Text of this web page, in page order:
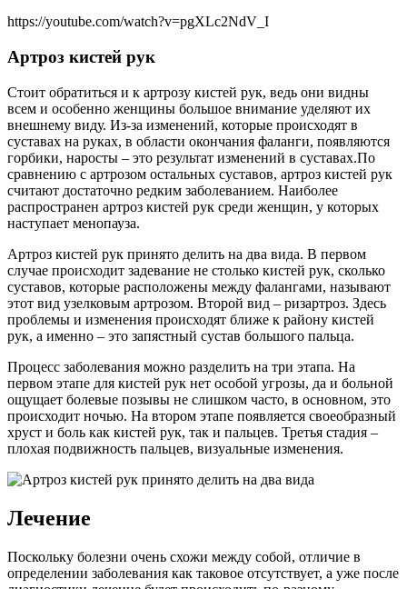
https://youtube.com/watch?v=pgXLc2NdV_I
Артроз кистей рук
Стоит обратиться и к артрозу кистей рук, ведь они видны
всем и особенно женщины большое внимание уделяют их
внешнему виду. Из-за изменений, которые происходят в
суставах на руках, в области окончания фаланги, появляются
горбики, наросты – это результат изменений в суставах.По
сравнению с артрозом остальных суставов, артроз кистей рук
считают достаточно редким заболеванием. Наиболее
распространен артроз кистей рук среди женщин, у которых
наступает менопауза.
Артроз кистей рук принято делить на два вида. В первом
случае происходит задевание не столько кистей рук, сколько
суставов, которые расположены между фалангами, называют
этот вид узелковым артрозом. Второй вид – ризартроз. Здесь
проблемы и изменения происходят ближе к району кистей
рук, а именно – это запястный сустав большого пальца.
Процесс заболевания можно разделить на три этапа. На
первом этапе для кистей рук нет особой угрозы, да и больной
ощущает болевые позывы не слишком часто, в основном, это
происходит ночью. На втором этапе появляется своеобразный
хруст и боль как кистей рук, так и пальцев. Третья стадия –
плохая подвижность пальцев, визуальные изменения.
Лечение
Поскольку болезни очень схожи между собой, отличие в
определении заболевания как таковое отсутствует, а уже после